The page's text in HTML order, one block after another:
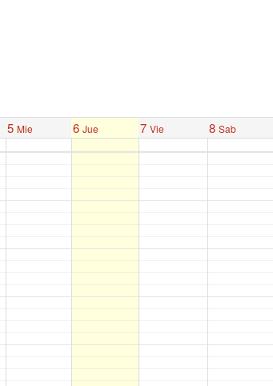
5 Mie 6 Jue 7 Vie 8 Sab